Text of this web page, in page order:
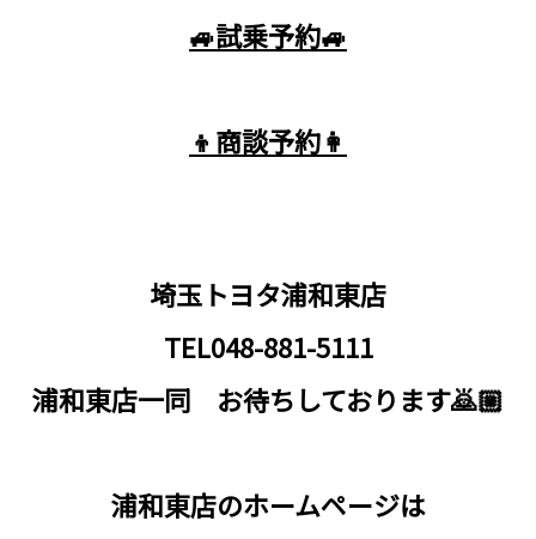
🚙試乗予約🚙
👦 商談予約👩
埼玉トヨタ浦和東店
TEL048-881-5111
浦和東店一同 お待ちしております🙇🏼
浦和東店のホームページは